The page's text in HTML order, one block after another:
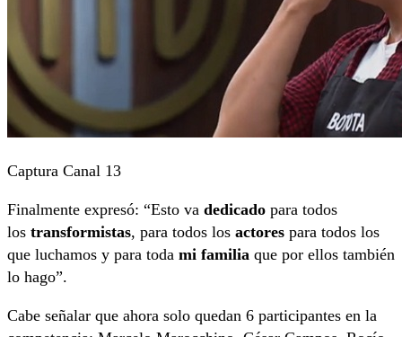
Captura Canal 13
Finalmente expresó: “Esto va dedicado para todos
los transformistas, para todos los actores para todos los
que luchamos y para toda mi familia que por ellos también
lo hago”.
Cabe señalar que ahora solo quedan 6 participantes en la